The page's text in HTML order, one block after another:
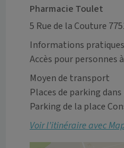
Pharmacie Toulet
5 Rue de la Couture
Informations pratiques
Accès pour personnes
Moyen de transport
Places de parking dans
Parking de la place
Voir l’itinéraire avec